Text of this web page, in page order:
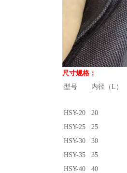
尺寸规格：
型号
内径（L）
HSY-20
20
HSY-25
25
HSY-30
30
HSY-35
35
HSY-40
40